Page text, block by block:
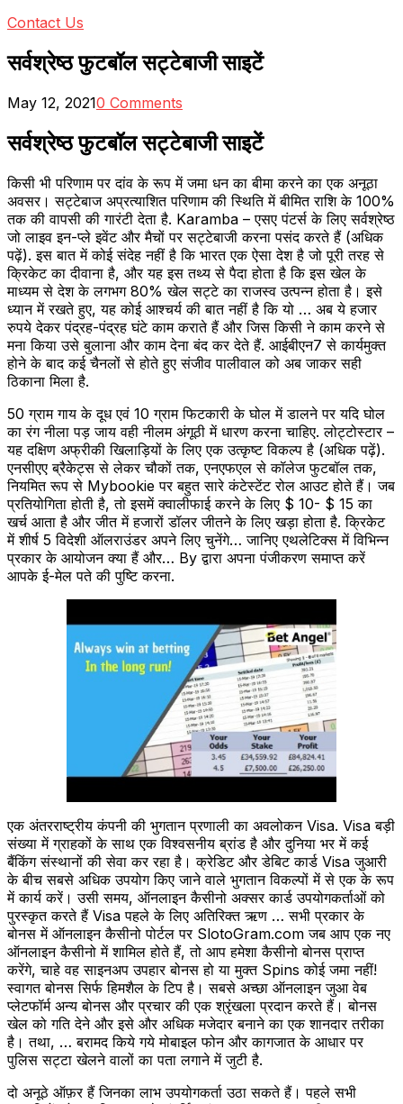
Contact Us
सर्वश्रेष्ठ फुटबॉल सट्टेबाजी साइटें
May 12, 20210 Comments
सर्वश्रेष्ठ फुटबॉल सट्टेबाजी साइटें
किसी भी परिणाम पर दांव के रूप में जमा धन का बीमा करने का एक अनूठा
अवसर। सट्टेबाज अप्रत्याशित परिणाम की स्थिति में बीमित राशि के 100%
तक की वापसी की गारंटी देता है. Karamba – एसए पंटर्स के लिए सर्वश्रेष्ठ
जो लाइव इन-प्ले इवेंट और मैचों पर सट्टेबाजी करना पसंद करते हैं (अधिक
पढ़ें). इस बात में कोई संदेह नहीं है कि भारत एक ऐसा देश है जो पूरी तरह से
क्रिकेट का दीवाना है, और यह इस तथ्य से पैदा होता है कि इस खेल के
माध्यम से देश के लगभग 80% खेल सट्टे का राजस्व उत्पन्न होता है। इसे
ध्यान में रखते हुए, यह कोई आश्चर्य की बात नहीं है कि यो … अब ये हजार
रुपये देकर पंद्रह-पंद्रह घंटे काम कराते हैं और जिस किसी ने काम करने से
मना किया उसे बुलाना और काम देना बंद कर देते हैं. आईबीएन7 से कार्यमुक्त
होने के बाद कई चैनलों से होते हुए संजीव पालीवाल को अब जाकर सही
ठिकाना मिला है.
50 ग्राम गाय के दूध एवं 10 ग्राम फिटकारी के घोल में डालने पर यदि घोल
का रंग नीला पड़ जाय वही नीलम अंगूठी में धारण करना चाहिए. लोट्टोस्टार –
यह दक्षिण अफ्रीकी खिलाड़ियों के लिए एक उत्कृष्ट विकल्प है (अधिक पढ़ें).
एनसीएए ब्रैकेट्स से लेकर चौकों तक, एनएफएल से कॉलेज फुटबॉल तक,
नियमित रूप से Mybookie पर बहुत सारे कंटेस्टेंट रोल आउट होते हैं। जब
प्रतियोगिता होती है, तो इसमें क्वालीफाई करने के लिए $ 10- $ 15 का
खर्च आता है और जीत में हजारों डॉलर जीतने के लिए खड़ा होता है. क्रिकेट
में शीर्ष 5 विदेशी ऑलराउंडर अपने लिए चुनेंगे… जानिए एथलेटिक्स में विभिन्न
प्रकार के आयोजन क्या हैं और… By द्वारा अपना पंजीकरण समाप्त करें
आपके ई-मेल पते की पुष्टि करना.
एक अंतरराष्ट्रीय कंपनी की भुगतान प्रणाली का अवलोकन Visa. Visa बड़ी
संख्या में ग्राहकों के साथ एक विश्वसनीय ब्रांड है और दुनिया भर में कई
बैंकिंग संस्थानों की सेवा कर रहा है। क्रेडिट और डेबिट कार्ड Visa जुआरी
के बीच सबसे अधिक उपयोग किए जाने वाले भुगतान विकल्पों में से एक के रूप
में कार्य करें। उसी समय, ऑनलाइन कैसीनो अक्सर कार्ड उपयोगकर्ताओं को
पुरस्कृत करते हैं Visa पहले के लिए अतिरिक्त ऋण … सभी प्रकार के
बोनस में ऑनलाइन कैसीनो पोर्टल पर SlotoGram.com जब आप एक नए
ऑनलाइन कैसीनो में शामिल होते हैं, तो आप हमेशा कैसीनो बोनस प्राप्त
करेंगे, चाहे वह साइनअप उपहार बोनस हो या मुक्त Spins कोई जमा नहीं!
स्वागत बोनस सिर्फ हिमशैल के टिप है। सबसे अच्छा ऑनलाइन जुआ वेब
प्लेटफॉर्म अन्य बोनस और प्रचार की एक श्रृंखला प्रदान करते हैं। बोनस
खेल को गति देने और इसे और अधिक मजेदार बनाने का एक शानदार तरीका
है। तथा, … बरामद किये गये मोबाइल फोन और कागजात के आधार पर
पुलिस सट्टा खेलने वालों का पता लगाने में जुटी है.
दो अनूठे ऑफ़र हैं जिनका लाभ उपयोगकर्ता उठा सकते हैं। पहले सभी